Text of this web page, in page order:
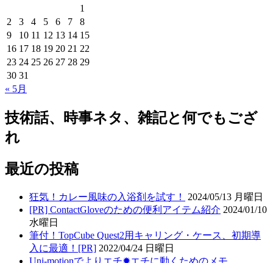
1
2
3 4 5 6 7
8
9
10 11 12 13 14 15
16 17 18 19 20 21 22
23 24 25 26 27 28 29
30 31
« 5月
技術話、時事ネタ、雑記と何でもござ
れ
最近の投稿
狂気！カレー風味の入浴剤を試す！
2024/05/13 月曜日
[PR] ContactGloveのための便利アイテム紹介 2024/01/10
水曜日
筆付！TopCube Quest2用キャリング・ケース、初期導
入に最適！[PR] 2022/04/24 日曜日
Uni-motionでよりエチ✹エチに動くためのメモ